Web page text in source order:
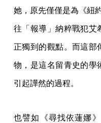
她，原先僅僅是為《紐
往「報導」納粹戰犯艾
正獨到的觀點。而這部
物，是這名留青史的學
引起譁然的過程。
也譬如《尋找依蓮娜